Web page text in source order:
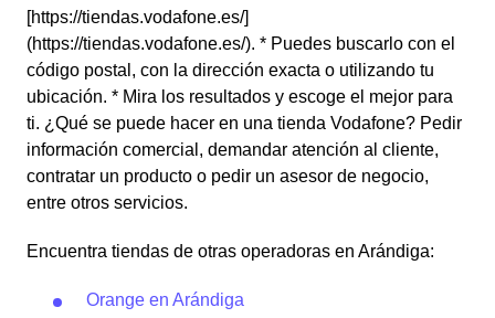
[https://tiendas.vodafone.es/]
(https://tiendas.vodafone.es/). * Puedes buscarlo con el
código postal, con la dirección exacta o utilizando tu
ubicación. * Mira los resultados y escoge el mejor para
ti. ¿Qué se puede hacer en una tienda Vodafone? Pedir
información comercial, demandar atención al cliente,
contratar un producto o pedir un asesor de negocio,
entre otros servicios.
Encuentra tiendas de otras operadoras en Arándiga:
Orange en Arándiga